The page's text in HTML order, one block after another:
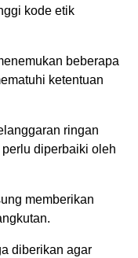
kode etik
beberapa
ketentuan
ringan
diperbaiki oleh
memberikan
diberikan agar